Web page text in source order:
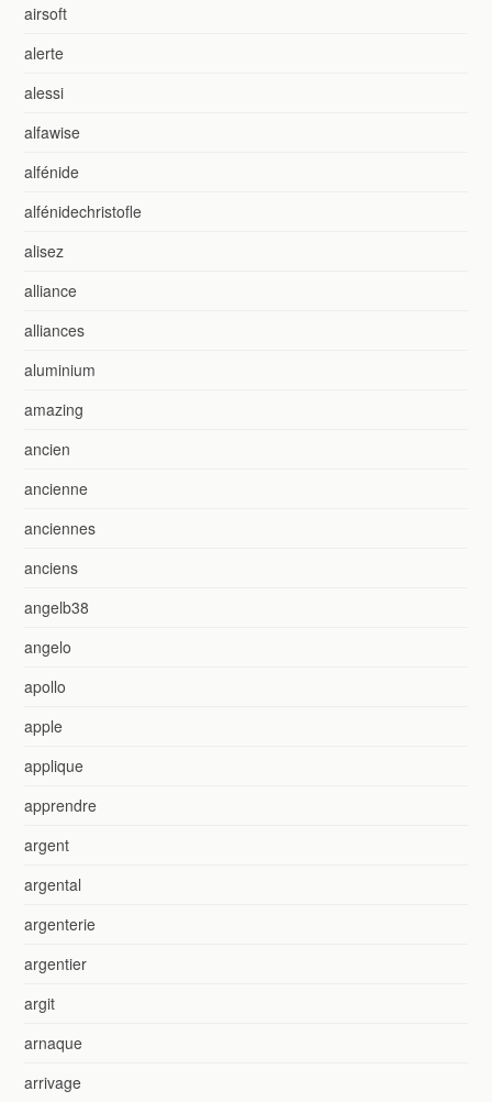
airsoft
alerte
alessi
alfawise
alfénide
alfénidechristofle
alisez
alliance
alliances
aluminium
amazing
ancien
ancienne
anciennes
anciens
angelb38
angelo
apollo
apple
applique
apprendre
argent
argental
argenterie
argentier
argit
arnaque
arrivage